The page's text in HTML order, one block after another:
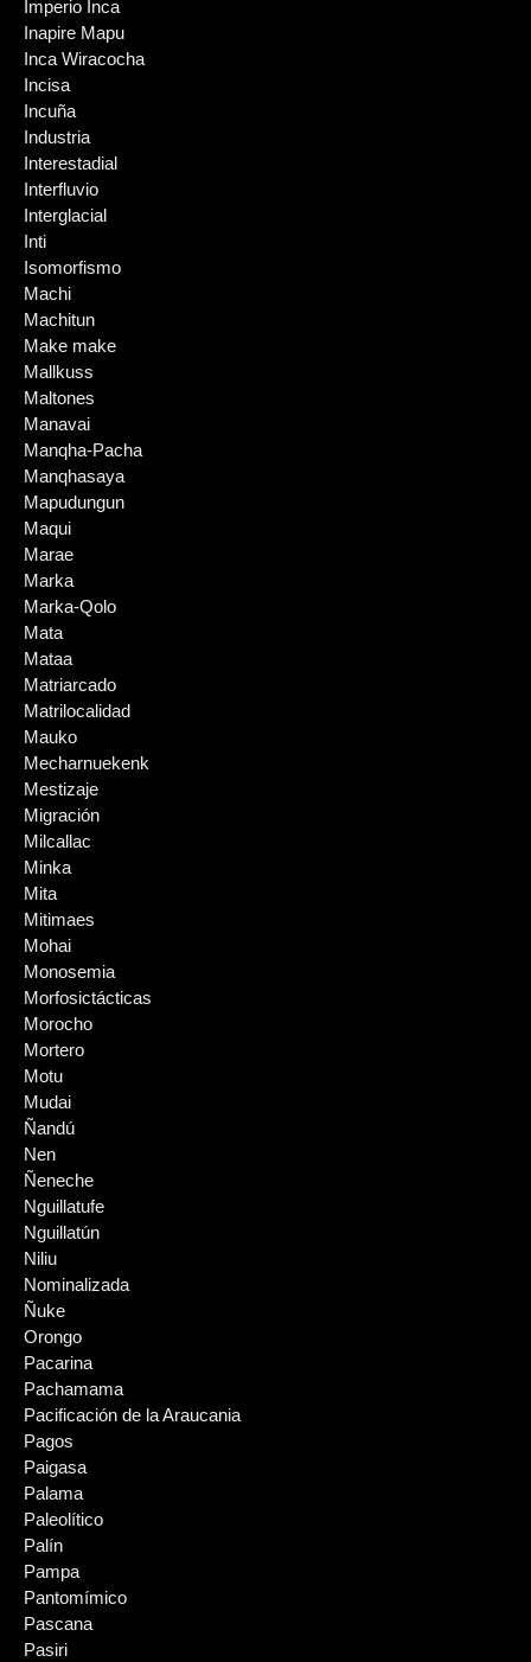
Imperio Inca
Inapire Mapu
Inca Wiracocha
Incisa
Incuña
Industria
Interestadial
Interfluvio
Interglacial
Inti
Isomorfismo
Machi
Machitun
Make make
Mallkuss
Maltones
Manavai
Manqha-Pacha
Manqhasaya
Mapudungun
Maqui
Marae
Marka
Marka-Qolo
Mata
Mataa
Matriarcado
Matrilocalidad
Mauko
Mecharnuekenk
Mestizaje
Migración
Milcallac
Minka
Mita
Mitimaes
Mohai
Monosemia
Morfosictácticas
Morocho
Mortero
Motu
Mudai
Ñandú
Nen
Ñeneche
Nguillatufe
Nguillatún
Niliu
Nominalizada
Ñuke
Orongo
Pacarina
Pachamama
Pacificación de la Araucania
Pagos
Paigasa
Palama
Paleolítico
Palín
Pampa
Pantomímico
Pascana
Pasiri